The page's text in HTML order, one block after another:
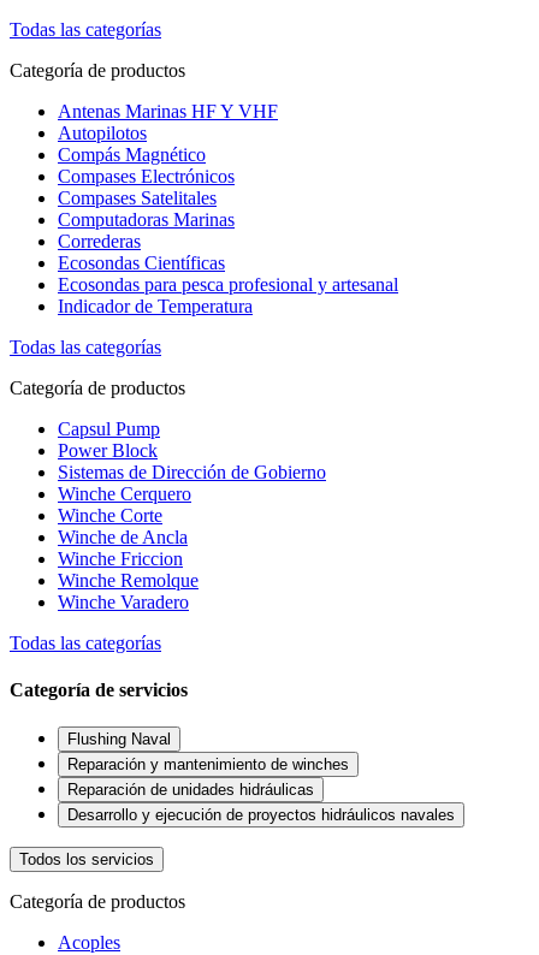
Todas las categorías
Categoría de productos
Antenas Marinas HF Y VHF
Autopilotos
Compás Magnético
Compases Electrónicos
Compases Satelitales
Computadoras Marinas
Correderas
Ecosondas Científicas
Ecosondas para pesca profesional y artesanal
Indicador de Temperatura
Todas las categorías
Categoría de productos
Capsul Pump
Power Block
Sistemas de Dirección de Gobierno
Winche Cerquero
Winche Corte
Winche de Ancla
Winche Friccion
Winche Remolque
Winche Varadero
Todas las categorías
Categoría de servicios
Flushing Naval
Reparación y mantenimiento de winches
Reparación de unidades hidráulicas
Desarrollo y ejecución de proyectos hidráulicos navales
Todos los servicios
Categoría de productos
Acoples